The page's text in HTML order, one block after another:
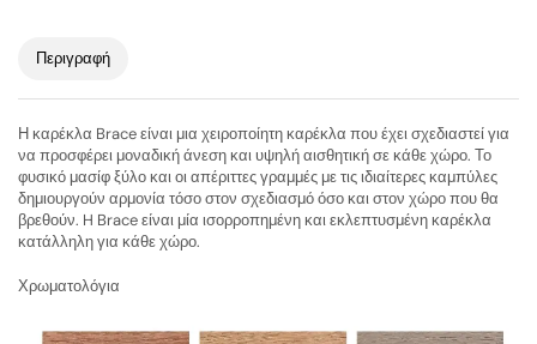
Περιγραφή
Η καρέκλα Brace είναι μια χειροποίητη καρέκλα που έχει σχεδιαστεί για
να προσφέρει μοναδική άνεση και υψηλή αισθητική σε κάθε χώρο. Το
φυσικό μασίφ ξύλο και οι απέριττες γραμμές με τις ιδιαίτερες καμπύλες
δημιουργούν αρμονία τόσο στον σχεδιασμό όσο και στον χώρο που θα
βρεθούν. H Brace είναι μία ισορροπημένη και εκλεπτυσμένη καρέκλα
κατάλληλη για κάθε χώρο.
Χρωματολόγια